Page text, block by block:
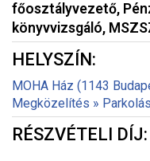
főosztályvezető,
könyvvizsgáló,
HELYSZÍN:
MOHA Ház (1143
Megközelítés »
RÉSZVÉTELI DÍJ: